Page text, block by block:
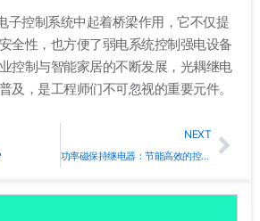
子控制系统中起着桥梁作用，它不仅提
全性，也方便了弱电系统控制强电设备
控制与智能家居的不断发展，光耦继电
及，是工程师们不可忽视的重要元件。
NEXT
功率磁保持继电器：节能高效的控制解决方案